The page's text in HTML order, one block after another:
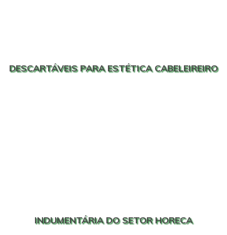
DESCARTÁVEIS PARA ESTÉTICA CABELEIREIRO
INDUMENTÁRIA DO SETOR HORECA